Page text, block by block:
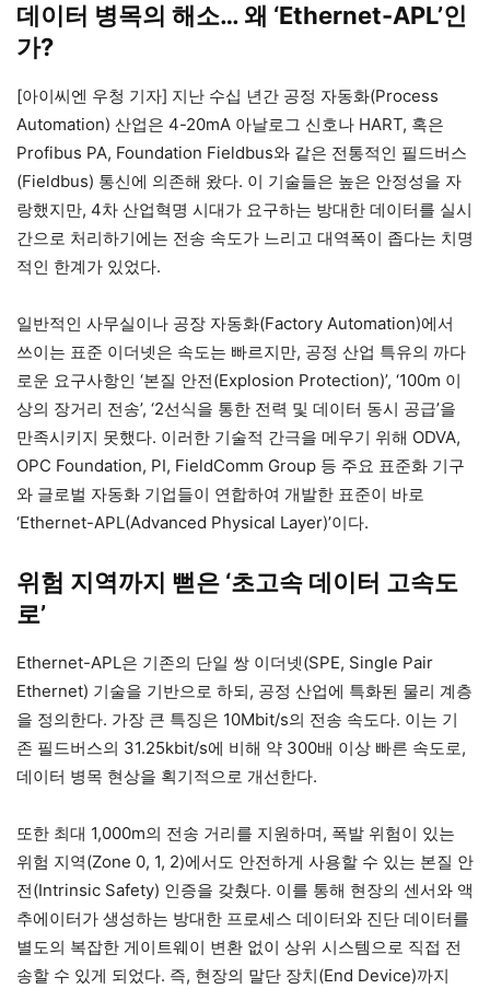
데이터 병목의 해소… 왜 ‘Ethernet-APL’인
가?
[아이씨엔 우청 기자] 지난 수십 년간 공정 자동화(Process
Automation) 산업은 4-20mA 아날로그 신호나 HART, 혹은
Profibus PA, Foundation Fieldbus와 같은 전통적인 필드버스
(Fieldbus) 통신에 의존해 왔다. 이 기술들은 높은 안정성을 자
랑했지만, 4차 산업혁명 시대가 요구하는 방대한 데이터를 실시
간으로 처리하기에는 전송 속도가 느리고 대역폭이 좁다는 치명
적인 한계가 있었다.
일반적인 사무실이나 공장 자동화(Factory Automation)에서
쓰이는 표준 이더넷은 속도는 빠르지만, 공정 산업 특유의 까다
로운 요구사항인 ‘본질 안전(Explosion Protection)’, ‘100m 이
상의 장거리 전송’, ‘2선식을 통한 전력 및 데이터 동시 공급’을
만족시키지 못했다. 이러한 기술적 간극을 메우기 위해 ODVA,
OPC Foundation, PI, FieldComm Group 등 주요 표준화 기구
와 글로벌 자동화 기업들이 연합하여 개발한 표준이 바로
‘Ethernet-APL(Advanced Physical Layer)’이다.
위험 지역까지 뻗은 ‘초고속 데이터 고속도
로’
Ethernet-APL은 기존의 단일 쌍 이더넷(SPE, Single Pair
Ethernet) 기술을 기반으로 하되, 공정 산업에 특화된 물리 계층
을 정의한다. 가장 큰 특징은 10Mbit/s의 전송 속도다. 이는 기
존 필드버스의 31.25kbit/s에 비해 약 300배 이상 빠른 속도로,
데이터 병목 현상을 획기적으로 개선한다.
또한 최대 1,000m의 전송 거리를 지원하며, 폭발 위험이 있는
위험 지역(Zone 0, 1, 2)에서도 안전하게 사용할 수 있는 본질 안
전(Intrinsic Safety) 인증을 갖췄다. 이를 통해 현장의 센서와 액
추에이터가 생성하는 방대한 프로세스 데이터와 진단 데이터를
별도의 복잡한 게이트웨이 변환 없이 상위 시스템으로 직접 전
송할 수 있게 되었다. 즉, 현장의 말단 장치(End Device)까지